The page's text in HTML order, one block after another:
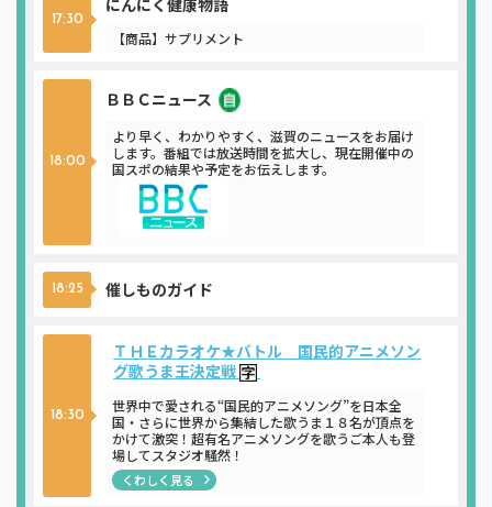
17:30
【商品】サプリメント
18:00
ＢＢＣニュース
より早く、わかりやすく、滋賀のニュースをお届け
します。番組では放送時間を拡大し、現在開催中の
国スポの結果や予定をお伝えします。
18:25 催しものガイド
18:30
ＴＨＥカラオケ★バトル 国民的アニメソン
グ歌うま王決定戦
世界中で愛される“国民的アニメソング”を日本全
国・さらに世界から集結した歌うま１８名が頂点を
かけて激突！超有名アニメソングを歌うご本人も登
場してスタジオ騒然！
くわしく見る